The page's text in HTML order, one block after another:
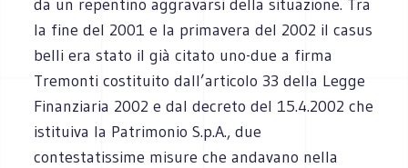
da un repentino aggravarsi della situazione. Tra
la fine del 2001 e la primavera del 2002 il casus
belli era stato il già citato uno-due a firma
Tremonti costituito dall’articolo 33 della Legge
Finanziaria 2002 e dal decreto del 15.4.2002 che
istituiva la Patrimonio S.p.A., due
contestatissime misure che andavano nella